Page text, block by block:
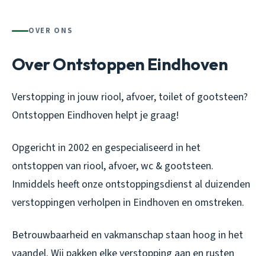
OVER ONS
Over Ontstoppen Eindhoven
Verstopping in jouw riool, afvoer, toilet of gootsteen?
Ontstoppen Eindhoven helpt je graag!
Opgericht in 2002 en gespecialiseerd in het
ontstoppen van riool, afvoer, wc & gootsteen.
Inmiddels heeft onze ontstoppingsdienst al duizenden
verstoppingen verholpen in Eindhoven en omstreken.
Betrouwbaarheid en vakmanschap staan hoog in het